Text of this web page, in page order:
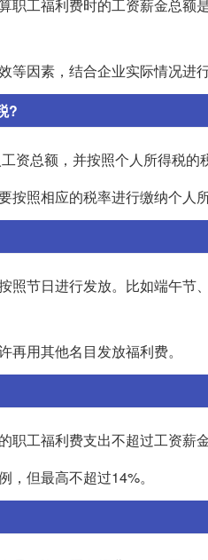
职工福利费时的工资薪金总额
因素，结合企业实际情况进行
?
资总额，并按照个人所得税的
照相应的税率进行缴纳个人所
照节日进行发放。比如端午节
用其他名目发放福利费。
工福利费支出不超过工资薪
但最高不超过14%。